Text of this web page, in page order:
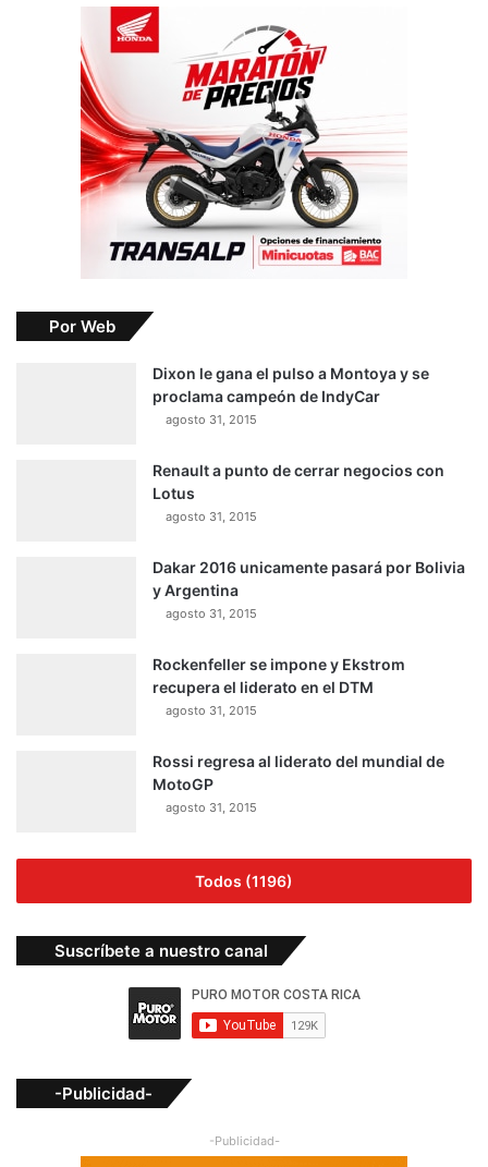
Por Web
Dixon le gana el pulso a Montoya y se
proclama campeón de IndyCar
agosto 31, 2015
Renault a punto de cerrar negocios con
Lotus
agosto 31, 2015
Dakar 2016 unicamente pasará por Bolivia
y Argentina
agosto 31, 2015
Rockenfeller se impone y Ekstrom
recupera el liderato en el DTM
agosto 31, 2015
Rossi regresa al liderato del mundial de
MotoGP
agosto 31, 2015
Todos (1196)
Suscríbete a nuestro canal
-Publicidad-
-Publicidad-